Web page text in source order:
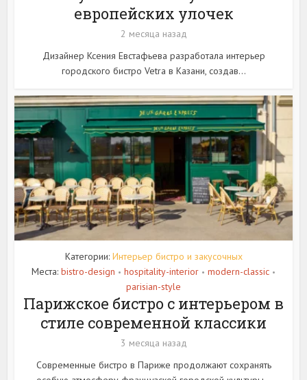
европейских улочек
2 месяца назад
Дизайнер Ксения Евстафьева разработала интерьер
городского бистро Vetra в Казани, создав...
Категории: Интерьер бистро и закусочных
Места: bistro-design • hospitality-interior • modern-classic •
parisian-style
Парижское бистро с интерьером в
стиле современной классики
3 месяца назад
Современные бистро в Париже продолжают сохранять